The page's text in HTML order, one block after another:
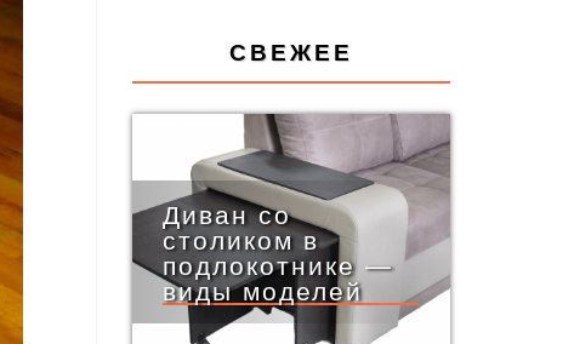
СВЕЖЕЕ
Диван со
столиком в
подлокотнике —
виды моделей